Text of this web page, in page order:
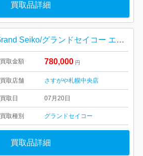
買取品詳細
Grand Seiko/グランドセイコー エボリューション9 白樺 SLGH005
買取金額 780,000 円
買取店舗 さすがや札幌中央店
買取日 07月20日
買取種別 グランドセイコー
買取品詳細